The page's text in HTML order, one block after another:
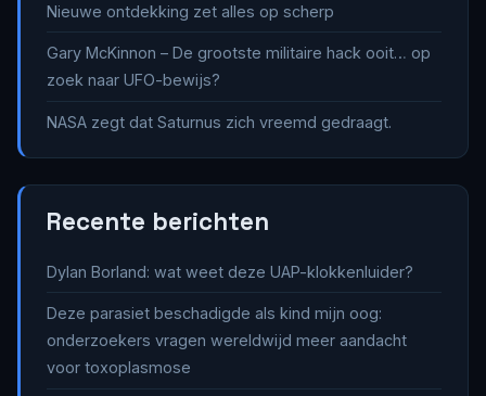
Nieuwe ontdekking zet alles op scherp
Gary McKinnon – De grootste militaire hack ooit… op
zoek naar UFO-bewijs?
NASA zegt dat Saturnus zich vreemd gedraagt.
Recente berichten
Dylan Borland: wat weet deze UAP-klokkenluider?
Deze parasiet beschadigde als kind mijn oog:
onderzoekers vragen wereldwijd meer aandacht
voor toxoplasmose